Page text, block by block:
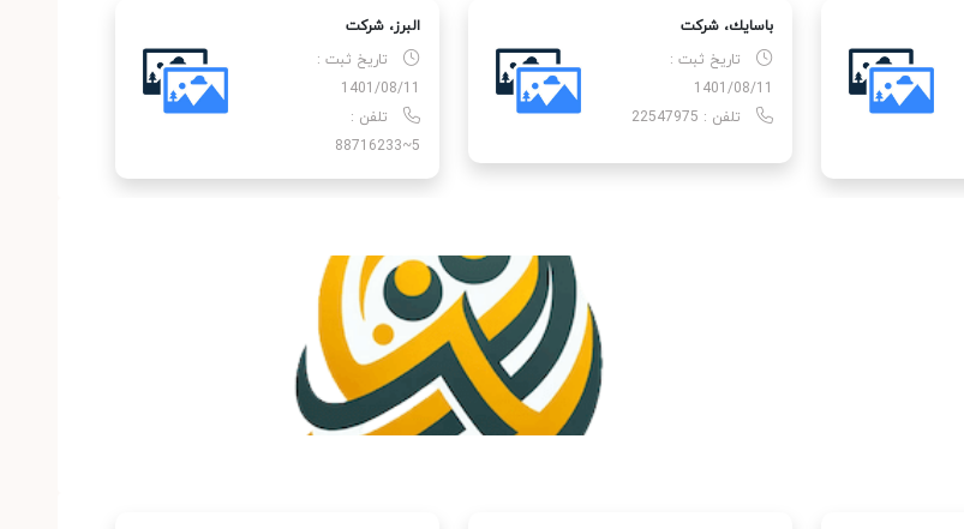
باسایك، شركت
تاریخ ثبت :
1401/08/11
تلفن : 22547975
البرز، شركت
تاریخ ثبت :
1401/08/11
تلفن :
5~88716233